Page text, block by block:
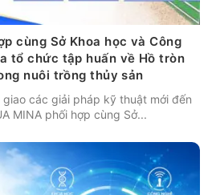
cùng Sở Khoa học và Công
tổ chức tập huấn về Hồ tròn
nuôi trồng thủy sản
các giải pháp kỹ thuật mới đến
MINA phối hợp cùng Sở...